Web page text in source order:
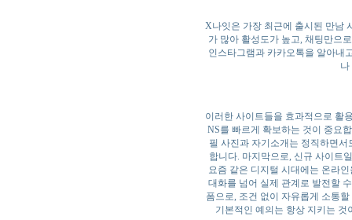
X나잇은 가장 최근에 출시된 만남
가 많아 활성도가 높고, 채팅만으
인스타그램과 카카오톡을 알아내
나
이러한 사이트들을 효과적으로 활
NS를 빠르게 확보하는 것이 중요
필 사진과 자기소개는 정직하면
합니다. 마지막으로, 신규 사이트
요즘 같은 디지털 시대에는 온라
대화를 넘어 실제 관계로 발전할
폼으로, 조건 없이 자유롭게 소통
기본적인 예의는 항상 지키는